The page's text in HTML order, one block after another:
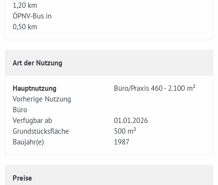
1,20 km
ÖPNV-Bus in
0,50 km
Art der Nutzung
Hauptnutzung
Büro/Praxis 460 - 2.100 m²
Vorherige Nutzung
Büro
Verfügbar ab
01.01.2026
Grundstücksfläche
500 m²
Baujahr(e)
1987
Preise